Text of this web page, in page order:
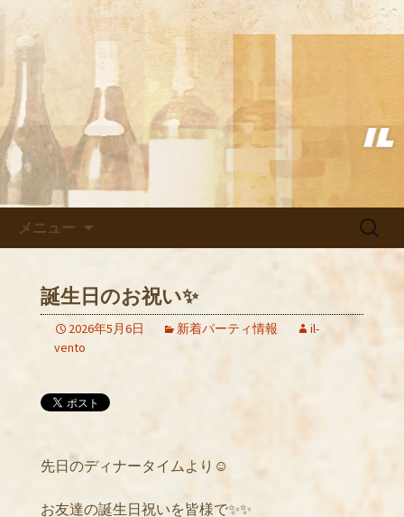
武蔵小杉の美味しいイタリアン
「イルヴェント」のブログ
武蔵小杉の美味しいイタリアン「イル
ヴェント」のブログ
メニュー
検
誕生日のお祝い✨
2026年5月6日 新着パーティ情報
il-
vento
先日のディナータイムより☺️
お友達の誕生日祝いを皆様で✨✨